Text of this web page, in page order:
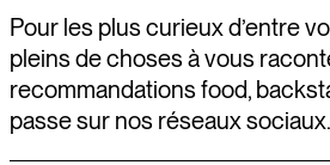
Pour les plus curieux d’entre
pleins de choses à vous
recommandations food,
passe sur nos réseaux